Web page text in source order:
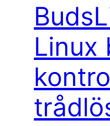
Linux